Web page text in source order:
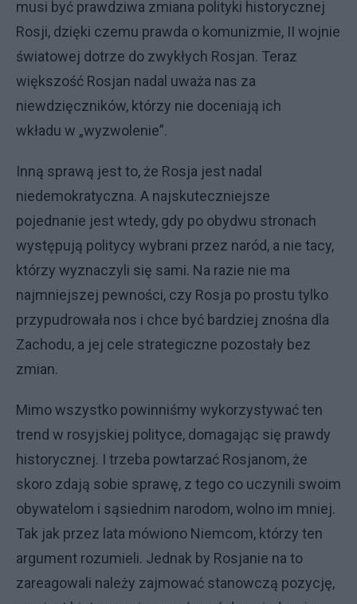
musi być prawdziwa zmiana polityki historycznej
Rosji, dzięki czemu prawda o komunizmie, II wojnie
światowej dotrze do zwykłych Rosjan. Teraz
większość Rosjan nadal uważa nas za
niewdzięczników, którzy nie doceniają ich
wkładu w „wyzwolenie”.
Inną sprawą jest to, że Rosja jest nadal
niedemokratyczna. A najskuteczniejsze
pojednanie jest wtedy, gdy po obydwu stronach
występują politycy wybrani przez naród, a nie tacy,
którzy wyznaczyli się sami. Na razie nie ma
najmniejszej pewności, czy Rosja po prostu tylko
przypudrowała nos i chce być bardziej znośna dla
Zachodu, a jej cele strategiczne pozostały bez
zmian.
Mimo wszystko powinniśmy wykorzystywać ten
trend w rosyjskiej polityce, domagając się prawdy
historycznej. I trzeba powtarzać Rosjanom, że
skoro zdają sobie sprawę, z tego co uczynili swoim
obywatelom i sąsiednim narodom, wolno im mniej.
Tak jak przez lata mówiono Niemcom, którzy ten
argument rozumieli. Jednak by Rosjanie na to
zareagowali należy zajmować stanowczą pozycję,